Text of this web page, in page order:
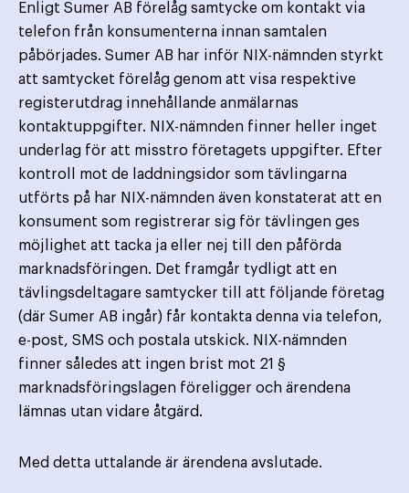
Enligt Sumer AB förelåg samtycke om kontakt via
telefon från konsumenterna innan samtalen
påbörjades. Sumer AB har inför NIX-nämnden styrkt
att samtycket förelåg genom att visa respektive
registerutdrag innehållande anmälarnas
kontaktuppgifter. NIX-nämnden finner heller inget
underlag för att misstro företagets uppgifter. Efter
kontroll mot de laddningsidor som tävlingarna
utförts på har NIX-nämnden även konstaterat att en
konsument som registrerar sig för tävlingen ges
möjlighet att tacka ja eller nej till den påförda
marknadsföringen. Det framgår tydligt att en
tävlingsdeltagare samtycker till att följande företag
(där Sumer AB ingår) får kontakta denna via telefon,
e-post, SMS och postala utskick. NIX-nämnden
finner således att ingen brist mot 21 §
marknadsföringslagen föreligger och ärendena
lämnas utan vidare åtgärd.
Med detta uttalande är ärendena avslutade.